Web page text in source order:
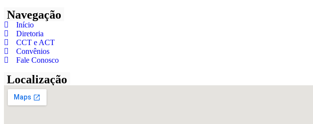
Navegação
Início
Diretoria
CCT e ACT
Convênios
Fale Conosco
Localização